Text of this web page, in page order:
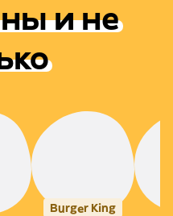
и не
Burger King